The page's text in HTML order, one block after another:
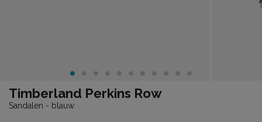
Timberland Perkins Row
Sandalen - blauw